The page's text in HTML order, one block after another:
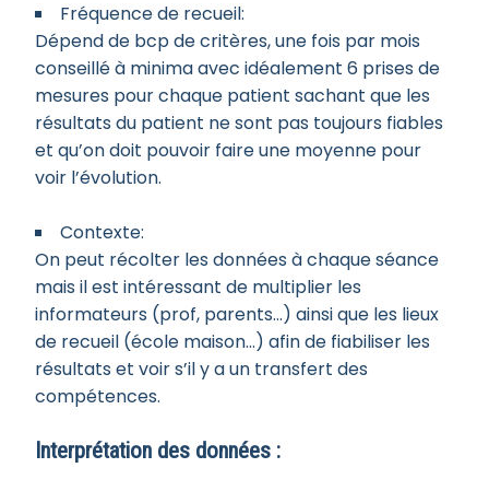
Fréquence de recueil:
Dépend de bcp de critères, une fois par mois
conseillé à minima avec idéalement 6 prises de
mesures pour chaque patient sachant que les
résultats du patient ne sont pas toujours fiables
et qu’on doit pouvoir faire une moyenne pour
voir l’évolution.
Contexte:
On peut récolter les données à chaque séance
mais il est intéressant de multiplier les
informateurs (prof, parents…) ainsi que les lieux
de recueil (école maison…) afin de fiabiliser les
résultats et voir s’il y a un transfert des
compétences.
Interprétation des données :